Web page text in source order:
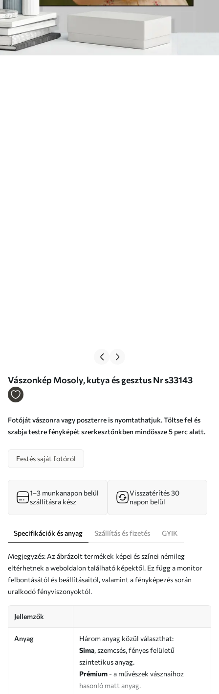
Vászonkép Mosoly, kutya és gesztus Nr s33143
Fotóját vászonra vagy poszterre is nyomtathatjuk. Töltse fel és
szabja testre fényképét szerkesztőnkben mindössze 5 perc alatt.
Festés saját fotóról
1–3 munkanapon belül
szállításra kész
Visszatérítés 30
napon belül
Specifikációk és anyag Szállítás és fizetés GYIK
Megjegyzés: Az ábrázolt termékek képei és színei némileg
eltérhetnek a weboldalon található képektől. Ez függ a monitor
felbontásától és beállításaitól, valamint a fényképezés során
uralkodó fényviszonyoktól.
Jellemzők
Anyag
Három anyag közül választhat:
Sima, szemcsés, fényes felületű
szintetikus anyag.
Prémium - a művészek vásznaihoz
hasonló matt anyag.